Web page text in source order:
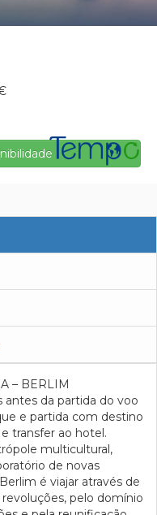
– BERLIM
antes da partida do voo
e partida com destino
transfer ao hotel.
multicultural,
de novas
é viajar através de
pelo domínio